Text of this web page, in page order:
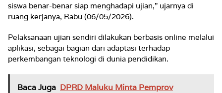
siswa benar-benar siap menghadapi ujian,” ujarnya di
ruang kerjanya, Rabu (06/05/2026).
Pelaksanaan ujian sendiri dilakukan berbasis online melalui
aplikasi, sebagai bagian dari adaptasi terhadap
perkembangan teknologi di dunia pendidikan.
Baca Juga DPRD Maluku Minta Pemprov